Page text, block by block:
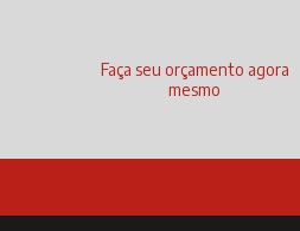
Faça seu orçamento agora
mesmo